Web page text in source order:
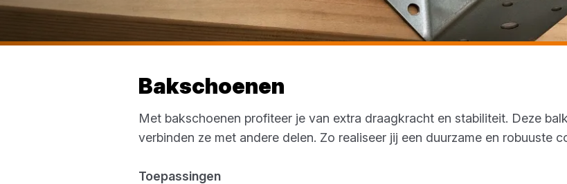
Bakschoenen
Met bakschoenen profiteer je van extra draagkracht en stabiliteit. Deze
verbinden ze met andere delen. Zo realiseer jij een duurzame en robuuste
Toepassingen